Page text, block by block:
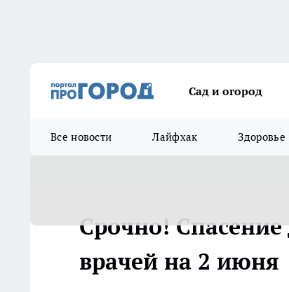
Сад и огород
Все новости Лайфхак Здоровье
Срочно!
врачей на 2 июня